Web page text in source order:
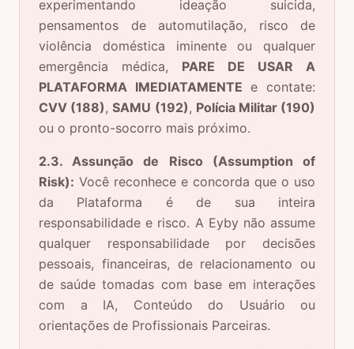
experimentando ideação suicida,
pensamentos de automutilação, risco de
violência doméstica iminente ou qualquer
emergência médica, PARE DE USAR A
PLATAFORMA IMEDIATAMENTE e contate:
CVV (188),SAMU (192), Polícia Militar (190)
ou o pronto-socorro mais próximo.
2.3. Assunção de Risco (Assumption of
Risk): Você reconhece e concorda que o uso
da Plataforma é de sua inteira
responsabilidade e risco. A Eyby não assume
qualquer responsabilidade por decisões
pessoais, financeiras, de relacionamento ou
de saúde tomadas com base em interações
com a IA, Conteúdo do Usuário ou
orientações de Profissionais Parceiras.